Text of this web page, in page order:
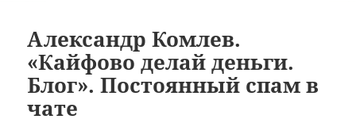
Александр Комлев.
«Кайфово делай деньги.
Блог». Постоянный спам в
чате